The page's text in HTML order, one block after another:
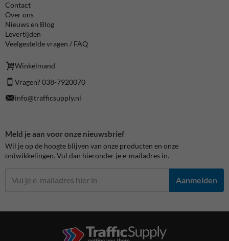
Contact
Over ons
Nieuws en Blog
Levertijden
Veelgestelde vragen / FAQ
Winkelmand
Vragen? 038-7920070
info@trafficsupply.nl
Meld je aan voor onze nieuwsbrief
Wil je op de hoogte blijven van onze producten en onze
ontwikkelingen. Vul dan hieronder je e-mailadres in.
Aanmelden